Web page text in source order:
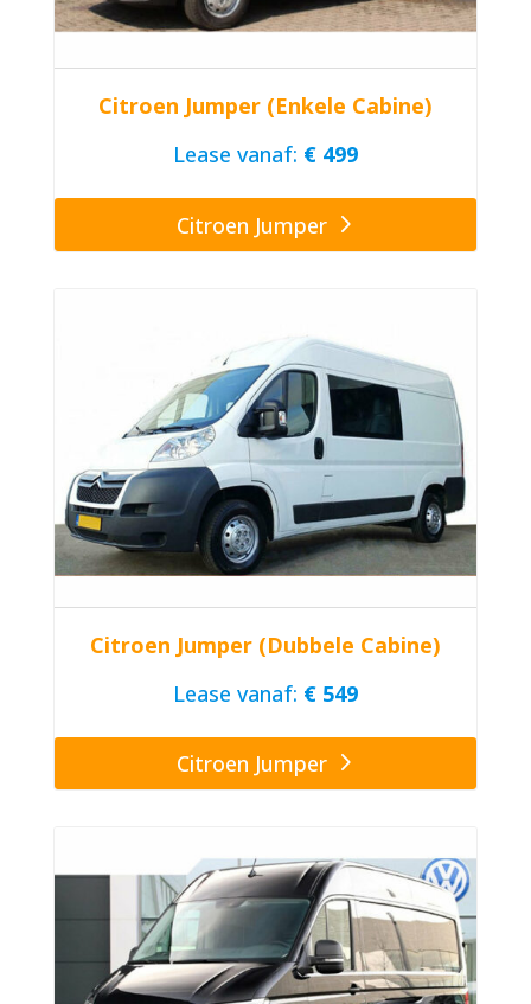
Citroen Jumper (Enkele Cabine)
Lease vanaf: € 499
Citroen Jumper
Citroen Jumper (Dubbele Cabine)
Lease vanaf: € 549
Citroen Jumper